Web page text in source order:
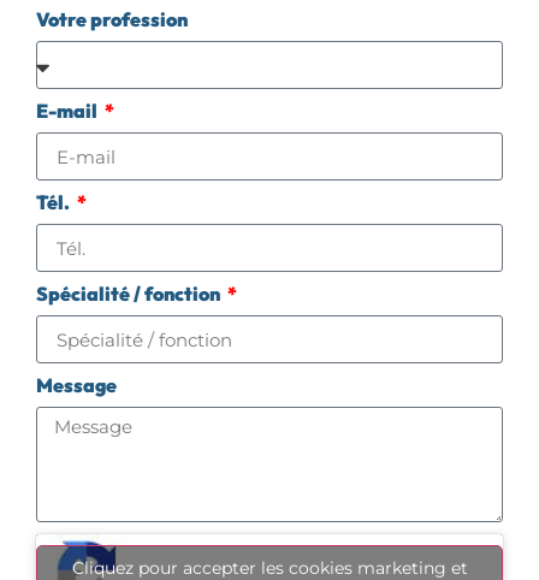
Votre profession
E-mail
Tél.
Spécialité / fonction
Message
Cliquez pour accepter les cookies marketing et